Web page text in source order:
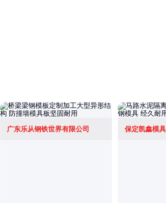
广东乐从钢铁世界有限公司 保定凯鑫模